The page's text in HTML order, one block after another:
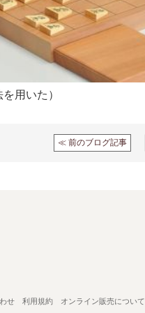
用いた）
≪ 前のブログ記事
せ 利用規約 オンライン販売について